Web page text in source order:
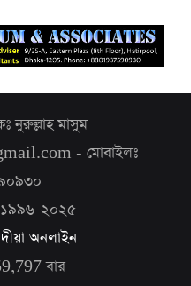
নুরুল্লাহ মাসুম
- মোবাইলঃ
১৯৯৬-২০২৫
অনলাইন
বার